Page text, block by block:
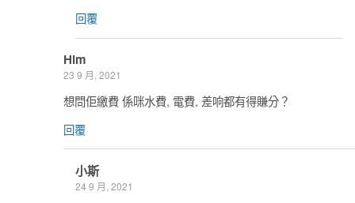
回覆
Him
23 9 月, 2021
想問佢繳費 係咪水費, 電費, 差响都有得賺分？
回覆
小斯
24 9 月, 2021